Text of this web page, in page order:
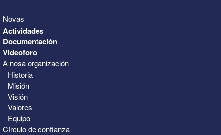
Novas
Actividades
Documentación
Videoforo
A nosa organización
Historia
Misión
Visión
Valores
Equipo
Círculo de confianza